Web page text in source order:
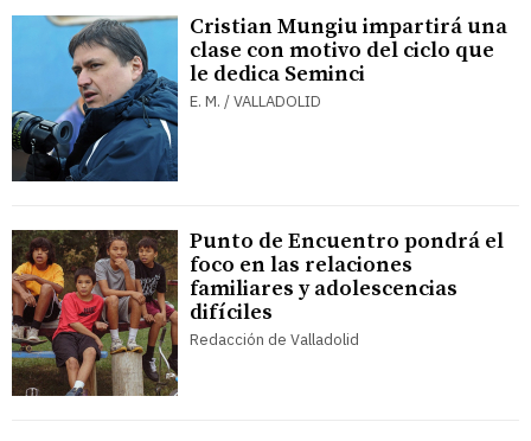
Cristian Mungiu impartirá una
clase con motivo del ciclo que
le dedica Seminci
E. M. / VALLADOLID
Punto de Encuentro pondrá el
foco en las relaciones
familiares y adolescencias
difíciles
Redacción de Valladolid